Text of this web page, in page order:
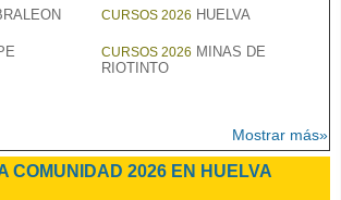
CURSOS 2026 HUELVA
CURSOS 2026 MINAS DE
RIOTINTO
Mostrar más»
COMUNIDAD 2026 EN HUELVA